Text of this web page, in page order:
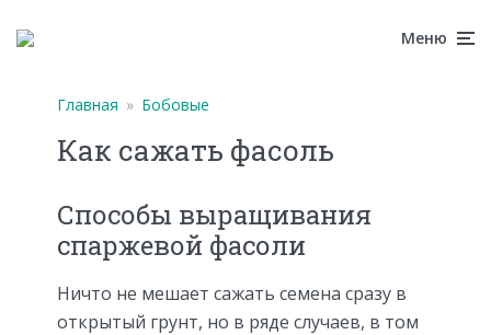
Меню
Главная » Бобовые
Как сажать фасоль
Способы выращивания
спаржевой фасоли
Ничто не мешает сажать семена сразу в
открытый грунт, но в ряде случаев, в том